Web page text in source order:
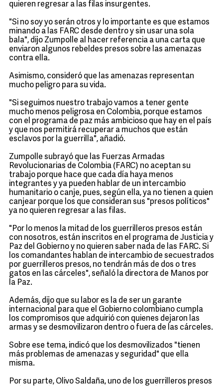
quieren regresar a las filas insurgentes.
"Si no soy yo serán otros y lo importante es que estamos
minando a las FARC desde dentro y sin usar una sola
bala", dijo Zumpolle al hacer referencia a una carta que
enviaron algunos rebeldes presos sobre las amenazas
contra ella.
Asimismo, consideró que las amenazas representan
mucho peligro para su vida.
"Si seguimos nuestro trabajo vamos a tener gente
mucho menos peligrosa en Colombia, porque estamos
con el programa de paz más ambicioso que hay en el país
y que nos permitirá recuperar a muchos que están
esclavos por la guerrilla", añadió.
Zumpolle subrayó que las Fuerzas Armadas
Revolucionarias de Colombia (FARC) no aceptan su
trabajo porque hace que cada día haya menos
integrantes y ya pueden hablar de un intercambio
humanitario o canje, pues, según ella, ya no tienen a quien
canjear porque los que consideran sus "presos políticos"
ya no quieren regresar a las filas.
"Por lo menos la mitad de los guerrilleros presos están
con nosotros, están inscritos en el programa de Justicia y
Paz del Gobierno y no quieren saber nada de las FARC. Si
los comandantes hablan de intercambio de secuestrados
por guerrilleros presos, no tendrán más de dos o tres
gatos en las cárceles", señaló la directora de Manos por
la Paz.
Además, dijo que su labor es la de ser un garante
internacional para que el Gobierno colombiano cumpla
los compromisos que adquirió con quienes dejaron las
armas y se desmovilizaron dentro o fuera de las cárceles.
Sobre ese tema, indicó que los desmovilizados "tienen
más problemas de amenazas y seguridad" que ella
misma.
Por su parte, Olivo Saldaña, uno de los guerrilleros presos